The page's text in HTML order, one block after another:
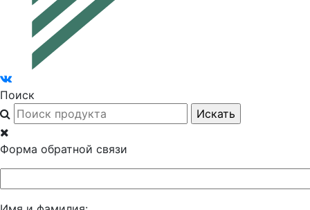
Поиск
Форма обратной связи